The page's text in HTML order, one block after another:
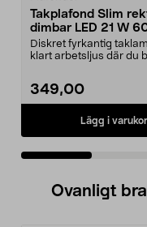
Takplafond Slim
dimbar LED 21 W
Diskret fyrkantig
klart arbetsljus där du
349,00
Lägg i
Ovanligt